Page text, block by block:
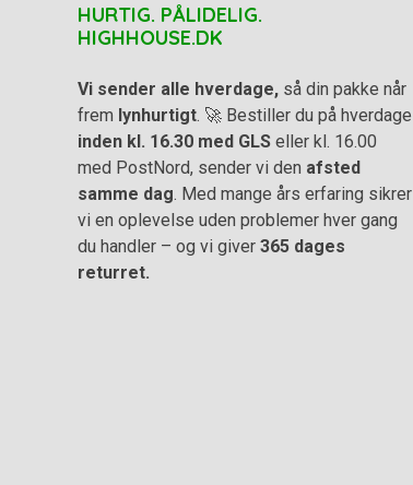
HURTIG. PÅLIDELIG.
HIGHHOUSE.DK
Vi sender alle hverdage, så din pakke når
frem lynhurtigt . 🚀 Bestiller du på hverdage
inden kl. 16.30 med GLS eller kl. 16.00
med PostNord, sender vi den afsted
samme dag . Med mange års erfaring sikrer
vi en oplevelse uden problemer hver gang
du handler – og vi giver 365 dages
returret.